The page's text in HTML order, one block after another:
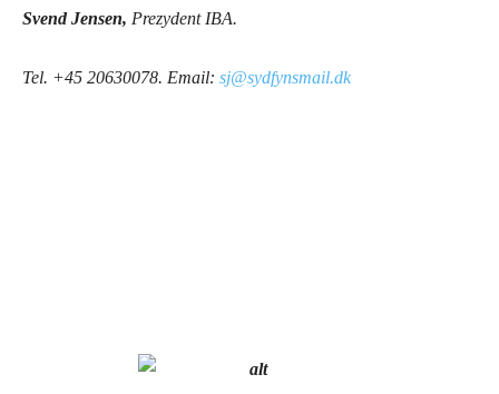
Svend Jensen, Prezydent IBA.
Tel. +45 20630078. Email: sj@sydfynsmail.dk